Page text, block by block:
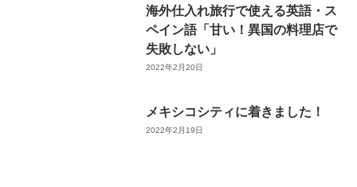
海外仕入れ旅行で使える英語・ス
ペイン語「甘い！異国の料理店で
失敗しない」
2022年2月20日
メキシコシティに着きました！
2022年2月19日